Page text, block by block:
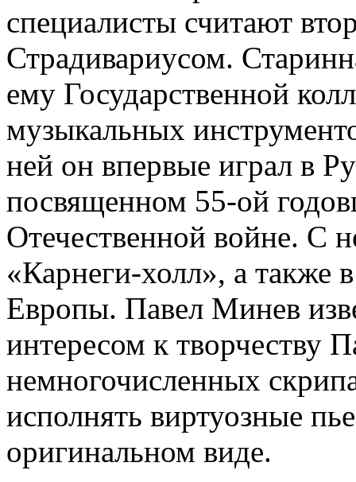
специалисты считают
Страдивариусом.
ему Государственной
музыкальных
ней он впервые играл в
посвященном 55-ой
Отечественной войне. С
«Карнеги-холл», а также
Европы. Павел Минев
интересом к творчеству
немногочисленных
исполнять виртуозные
оригинальном виде.